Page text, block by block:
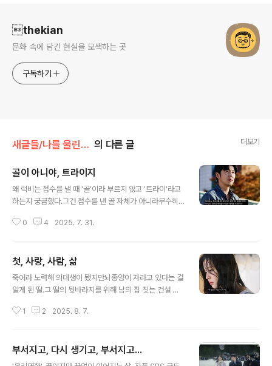
thekian
문화 속에 담긴 현실을 모색하는 곳
구독하기
새글들/나를 울린 명대사 의 다른 글 더보기
골이 아니야, 트라이지
왜 럭비는 점수를 낼 때 '골'이라 부르지 않고 '트라이'라고
하는지 궁금했다.그건 점수를 낸 골 자체가 아니라무수히
요한 가치로 삼기 때문이다.무언가를 얼마나 얻었는가가
그것이 그저 운이 조금 좋았을 뿐이라고 말한다. 물론 그 운
도 어디로 튈 지 알 수 없는 삶의 과정 속에서포기하지 않고
끝까지 노력한 자만이 가질 수 있는 것이지만설사 점수를
라면 그 자체로 가치 있다고 말할 수 있지 않을까.
0 4 2025. 7. 31.
첫, 사랑, 사람, 삶
죽어라 노력해 의대생이 됐지만뇌종양이 자라고 있다는 걸
알게 된 딸.그 딸의 뒷바라지를 위해 남의 집 짓는 건설 현
한 채 허덕이며 살아가는 엄마.이들에게 사랑은, 사람은 혹
파도가 무서워 바다를 가지 않는다는 게 말이 안되는 것처
럼당장의 불안감에 '나중에'만 언급하며 살아가는 우리들
1 2 2025. 8. 7.
부서지고, 다시 생기고, 부서지고...